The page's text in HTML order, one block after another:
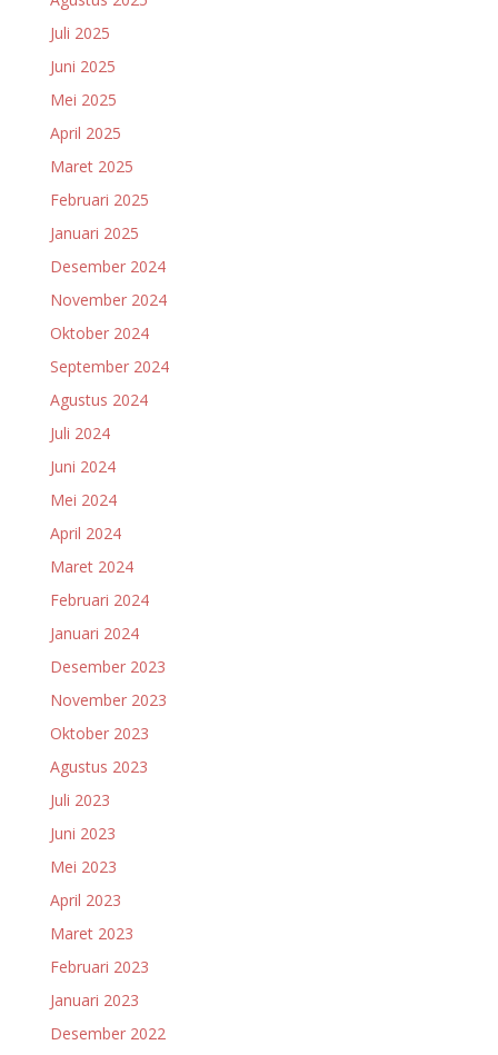
Juli 2025
Juni 2025
Mei 2025
April 2025
Maret 2025
Februari 2025
Januari 2025
Desember 2024
November 2024
Oktober 2024
September 2024
Agustus 2024
Juli 2024
Juni 2024
Mei 2024
April 2024
Maret 2024
Februari 2024
Januari 2024
Desember 2023
November 2023
Oktober 2023
Agustus 2023
Juli 2023
Juni 2023
Mei 2023
April 2023
Maret 2023
Februari 2023
Januari 2023
Desember 2022